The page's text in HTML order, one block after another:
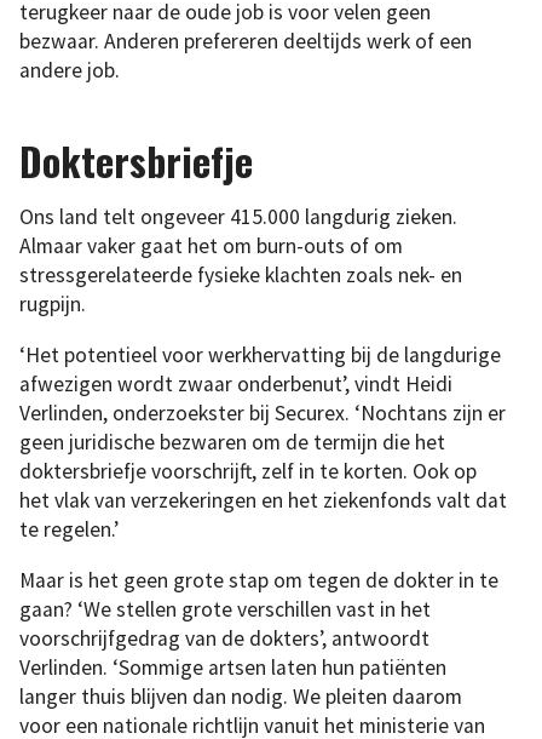
terugkeer naar de oude job is voor velen geen
bezwaar. Anderen prefereren deeltijds werk of een
andere job.
Doktersbriefje
Ons land telt ongeveer 415.000 lang­durig zieken.
Almaar vaker gaat het om burn-outs of om
stressgerelateerde fysieke klachten zoals nek- en
rugpijn.
‘Het potentieel voor werkhervatting bij de langdurige
afwezigen wordt zwaar onderbenut’, vindt Heidi
Verlinden, onderzoekster bij Securex. ‘Nochtans zijn er
geen juridische bezwaren om de termijn die het
doktersbriefje voorschrijft, zelf in te korten. Ook op
het vlak van verzekeringen en het ziekenfonds valt dat
te regelen.’
Maar is het geen grote stap om tegen de dokter in te
gaan? ‘We stellen grote verschillen vast in het
voorschrijfgedrag van de dokters’, antwoordt
Verlinden. ‘Sommige artsen laten hun patiënten
langer thuis blijven dan nodig. We pleiten daarom
voor een nationale richtlijn vanuit het ministerie van